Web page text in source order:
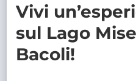
Vivi
sul Lago
Bacoli!